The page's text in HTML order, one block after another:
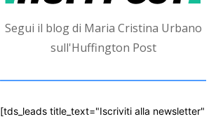
Segui il blog di Maria Cristina Urbano
sull'Huffington Post
[tds_leads title_text="Iscriviti alla newsletter"